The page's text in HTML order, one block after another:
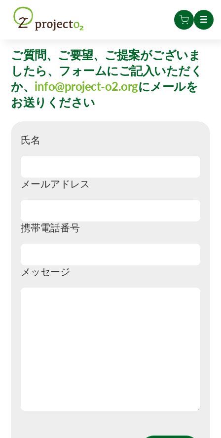
ご質問、ご要望、ご提案がございま
したら、フォームにご記入いただく
か、 info@project-o2.orgにメールを
お送りください
氏名
メールアドレス
携帯電話番号
メッセージ